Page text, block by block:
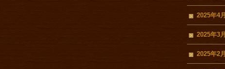
2025年4月
2025年3月
2025年2月